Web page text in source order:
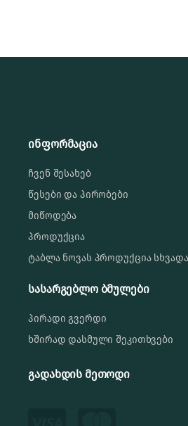
ინფორმაცია
ჩვენ შესახებ
წესები და პირობები
მიწოდება
პროდუქცია
ტაბლა ნოვას პროდუქცია
სასარგებლო ბმულები
პირადი გვერდი
ხშირად დასმული შეკითხვები
გადახდის მეთოდი